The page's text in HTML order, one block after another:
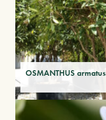
OSMANTHUS armatus